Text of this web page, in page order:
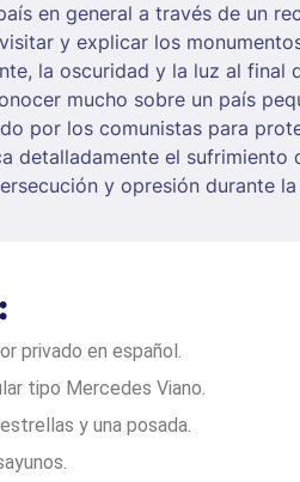
en general a través de un
y explicar los
la oscuridad y la luz al final
mucho sobre un país
por los comunistas para
detalladamente el
y opresión durante
privado en español.
tipo Mercedes Viano.
y una posada.